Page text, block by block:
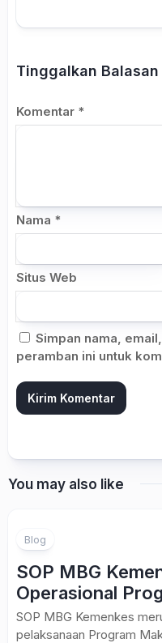
Tinggalkan Balasan
Komentar *
Nama *
Situs Web
Simpan nama,
peramban ini untuk
You may also like
Blog
SOP MBG
Operasional
SOP MBG Kemenkes
pelaksanaan Program